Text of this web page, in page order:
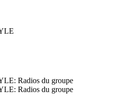
Radios du groupe
Radios du groupe